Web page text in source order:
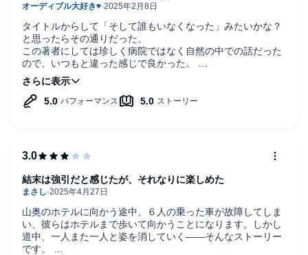
タイトルからして「そして誰もいなくなった」みたいかな？
と思ったらその通りだった。
この著者にしては珍しく病院ではなく自然の中での話だった
ので、いつもと違った感じで良かった。
めちゃくちゃ仲の悪い夫婦が危機に瀕してだんだん仲良くな
っていくのも面白かった。
「いったい誰が犯人なのか？」と気にしながら読んでたけ
山奥のホテルに向かう途中、６人の乗った車が故障してしま
い、彼らはホテルまで歩いて向かうことになります。しかし
道中、一人また一人と姿を消していく――そんなストーリー
です。
結末は強引だと感じたが、それなりに楽しめた